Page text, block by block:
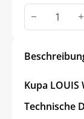
Kupa
LOUIS
Wandspiegel
Kupa LOUIS
Technische